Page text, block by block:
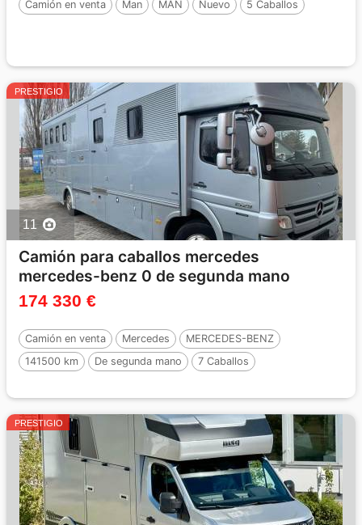
Camión en venta Man MAN Nuevo 5 Caballos
PRESTIGIO
11
Camión para caballos mercedes
mercedes-benz 0 de segunda mano
174 330 €
Camión en venta Mercedes
MERCEDES-BENZ
141500 km
De segunda mano 7 Caballos
PRESTIGIO